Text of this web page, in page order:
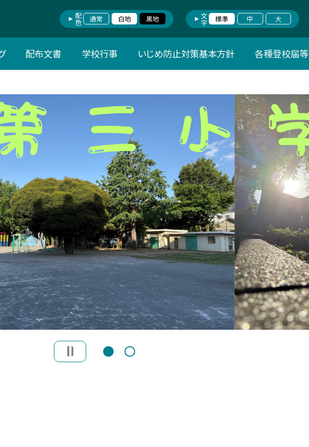
配色 通常 白地 黒地 文字 標準 中 大
配布文書 学校行事 いじめ防止対策基本方針 各種登校届等